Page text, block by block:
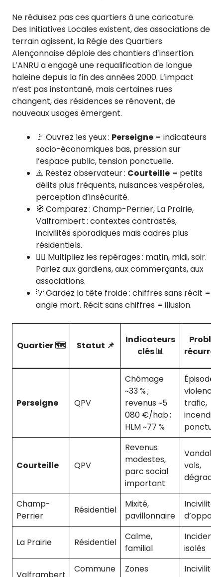
Ne réduisez pas ces quartiers à une caricature.
Des Initiatives Locales existent, des associations de
terrain agissent, la Régie des Quartiers
Alençonnaise déploie des chantiers d’insertion.
L’ANRU a engagé une requalification de longue
haleine depuis la fin des années 2000. L’impact
n’est pas instantané, mais certaines rues
changent, des résidences se rénovent, de
nouveaux usages émergent.
🚩 Ouvrez les yeux : Perseigne = indicateurs
socio-économiques bas, pression sur
l’espace public, tension ponctuelle.
⚠️ Restez observateur : Courteille = petits
délits plus fréquents, nuisances vespérales,
perception d’insécurité.
🧭 Comparez : Champ-Perrier, La Prairie,
Valframbert : contextes contrastés,
incivilités sporadiques mais cadres plus
résidentiels.
🕵️‍♀️ Multipliez les repérages : matin, midi, soir.
Parlez aux gardiens, aux commerçants, aux
associations.
💡 Gardez la tête froide : chiffres sans récit =
angle mort. Récit sans chiffres = illusion.
Quartier 🗺️ Statut 📌
Indicateurs
clés 📊
Perseigne QPV
Chômage
~33 % ;
revenus ~5
080 €/hab ;
HLM ~77 %
Épisodes
violences,
trafic,
incendies
ponctuels
Courteille QPV
Revenus
modestes,
parc social
important
vols,
Champ-
Perrier
Résidentiel
Mixité,
pavillonnaire
La Prairie Résidentiel
Calme,
familial
Incidents
isolés
Commune
Zones
Incivilités